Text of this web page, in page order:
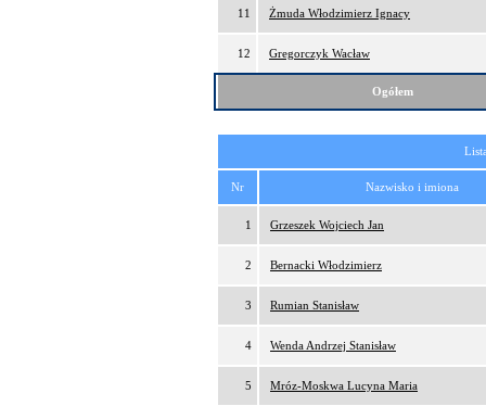
11 Żmuda Włodzimierz Ignacy
12 Gregorczyk Wacław
Ogółem
Nr Nazwisko i imiona
1 Grzeszek Wojciech Jan
2 Bernacki Włodzimierz
3 Rumian Stanisław
4 Wenda Andrzej Stanisław
5 Mróz-Moskwa Lucyna Maria